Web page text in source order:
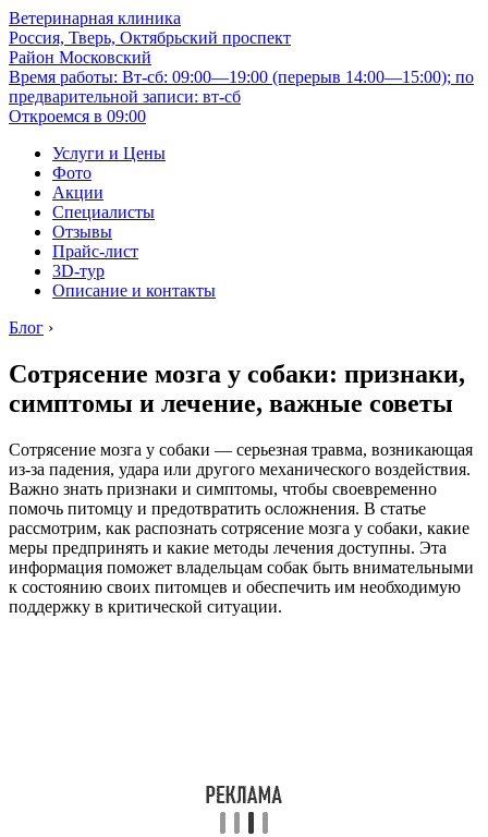
Ветеринарная клиника
Россия, Тверь, Октябрьский проспект
Район Московский
Время работы: Вт-сб: 09:00—19:00 (перерыв 14:00—15:00); по
предварительной записи: вт-сб
Откроемся в 09:00
Услуги и Цены
Фото
Акции
Специалисты
Отзывы
Прайс-лист
3D-тур
Описание и контакты
Блог ›
Сотрясение мозга у собаки: признаки,
симптомы и лечение, важные советы
Сотрясение мозга у собаки — серьезная травма, возникающая
из-за падения, удара или другого механического воздействия.
Важно знать признаки и симптомы, чтобы своевременно
помочь питомцу и предотвратить осложнения. В статье
рассмотрим, как распознать сотрясение мозга у собаки, какие
меры предпринять и какие методы лечения доступны. Эта
информация поможет владельцам собак быть внимательными
к состоянию своих питомцев и обеспечить им необходимую
поддержку в критической ситуации.